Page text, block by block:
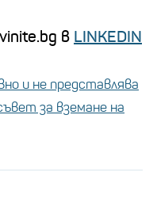
в LINKEDIN
и не представлява
за вземане на